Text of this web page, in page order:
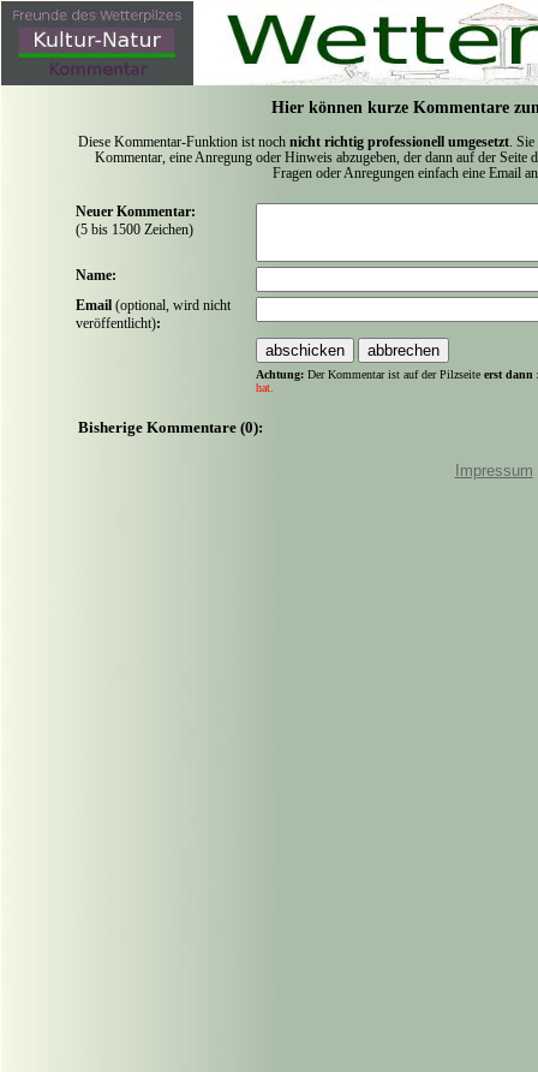
Hier können kurze Kommentare
Diese Kommentar-Funktion ist noch nicht richtig professionell umgesetzt .
Kommentar, eine Anregung oder Hinweis abzugeben, der dann auf der
Fragen oder Anregungen einfach eine Email
Neuer Kommentar:
(5 bis 1500 Zeichen)
Name:
Email (optional, wird nicht
veröffentlicht):
Achtung: Der Kommentar ist auf der Pilzseite erst dann
hat.
Bisherige Kommentare (0):
Impressum